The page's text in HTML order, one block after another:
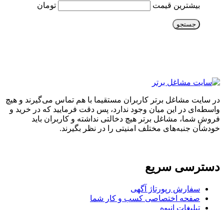
بیشترین قیمت تومان
جستجو
در سایت مشاغل برتر کاربران مستقیما با هم تماس می‌گیرند و هیچ
واسطه‌ای در این میان وجود ندارد، پس دقت فرمایید که در خرید و
فروشِ شما، مشاغل برتر هیچ دخالتی نداشته و کاربران باید
خودشان جنبه‌های مختلف امنیتی را در نظر بگیرند.
دسترسی سریع
سفارش رپورتاژ آگهی
صفحه اختصاصی کسب و کار شما
تبلیغات انبوه